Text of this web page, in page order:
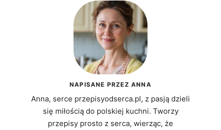
NAPISANE PRZEZ ANNA
Anna, serce przepisyodserca.pl, z pasją dzieli
się miłością do polskiej kuchni. Tworzy
przepisy prosto z serca, wierząc, że